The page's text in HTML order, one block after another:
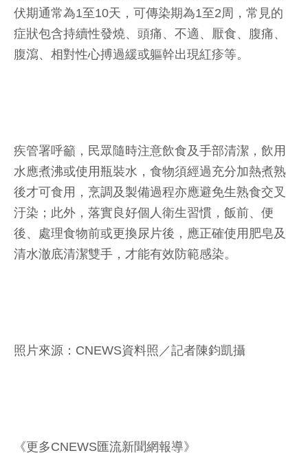
伏期通常為1至10天，可傳染期為1至2周，常見的
症狀包含持續性發燒、頭痛、不適、厭食、腹痛、
腹瀉、相對性心搏過緩或軀幹出現紅疹等。
疾管署呼籲，民眾隨時注意飲食及手部清潔，飲用
水應煮沸或使用瓶裝水，食物須經過充分加熱煮熟
後才可食用，烹調及製備過程亦應避免生熟食交叉
汙染；此外，落實良好個人衛生習慣，飯前、便
後、處理食物前或更換尿片後，應正確使用肥皂及
清水澈底清潔雙手，才能有效防範感染。
照片來源：CNEWS資料照／記者陳鈞凱攝
《更多CNEWS匯流新聞網報導》